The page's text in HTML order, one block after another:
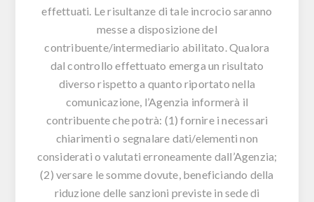
effettuati. Le risultanze di tale incrocio saranno
messe a disposizione del
contribuente/intermediario abilitato. Qualora
dal controllo effettuato emerga un risultato
diverso rispetto a quanto riportato nella
comunicazione, l’Agenzia informerà il
contribuente che potrà: (1) fornire i necessari
chiarimenti o segnalare dati/elementi non
considerati o valutati erroneamente dall’Agenzia;
(2) versare le somme dovute, beneficiando della
riduzione delle sanzioni previste in sede di